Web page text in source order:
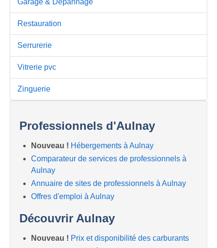
Restauration
Serrurerie
Vitrerie pvc
Zinguerie
Professionnels d'Aulnay
Nouveau ! Hébergements à Aulnay
Comparateur de services de professionnels à
Aulnay
Annuaire de sites de professionnels à Aulnay
Offres d'emploi à Aulnay
Découvrir Aulnay
Nouveau ! Prix et disponibilité des carburants